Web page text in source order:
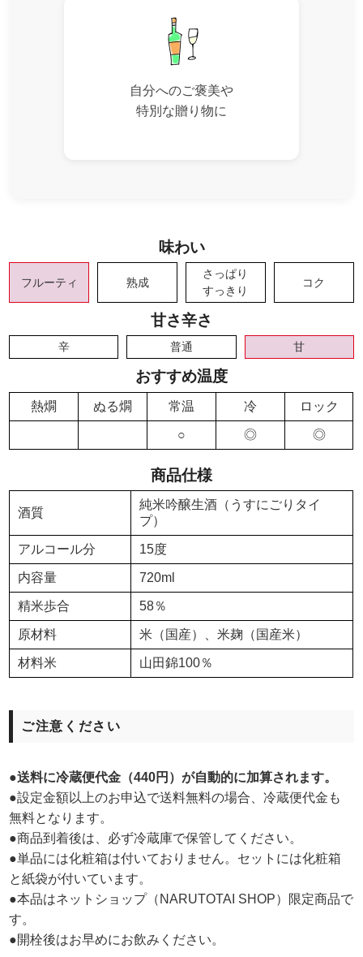
自分へのご褒美や
特別な贈り物に
味わい
フルーティ 熟成
さっぱり
すっきり
コク
甘さ辛さ
辛 普通 甘
おすすめ温度
熱燗 ぬる燗 常温 冷 ロック
○ ◎ ◎
商品仕様
酒質
純米吟醸生酒（うすにごりタイ
プ）
アルコール分 15度
内容量 720ml
精米歩合 58％
原材料 米（国産）、米麹（国産米）
材料米 山田錦100％
ご注意ください
●送料に冷蔵便代金（440円）が自動的に加算されます。
●設定金額以上のお申込で送料無料の場合、冷蔵便代金も
無料となります。
●商品到着後は、必ず冷蔵庫で保管してください。
●単品には化粧箱は付いておりません。セットには化粧箱
と紙袋が付いています。
●本品はネットショップ（NARUTOTAI SHOP）限定商品で
す。
●開栓後はお早めにお飲みください。